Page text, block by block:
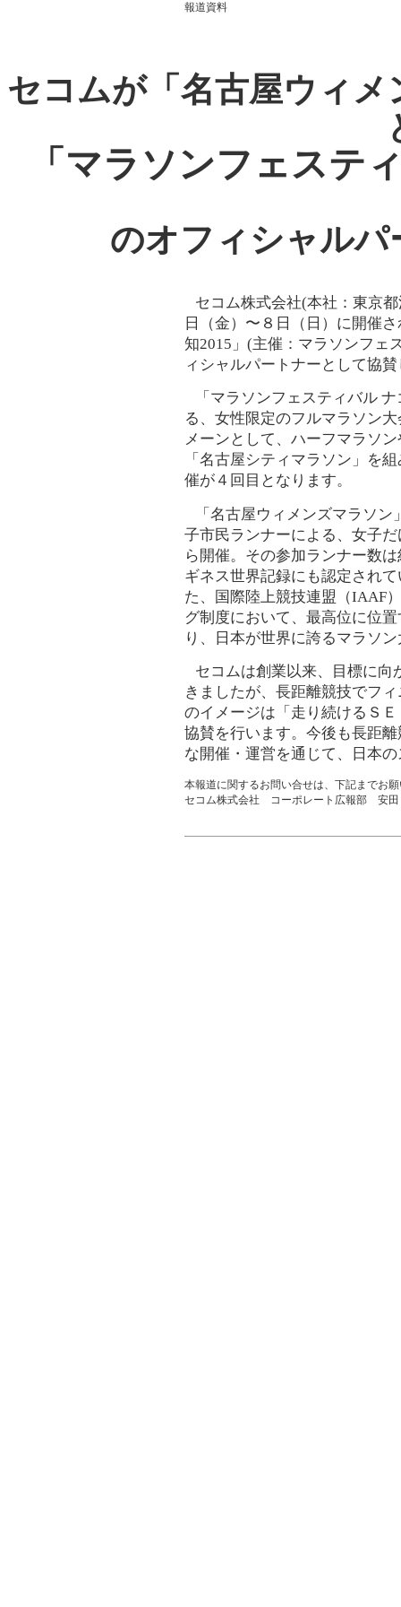
報道資料
セコムが「名古屋ウィ
「マラソンフェス
のオフィシャルパ
セコム株式会社(本社：東京
日（金）〜８日（日）に開催
知2015」(主催：マラソンフェ
ィシャルパートナーとして協
「マラソンフェスティバル
る、女性限定のフルマラソン
メーンとして、ハーフマラソ
「名古屋シティマラソン」を
催が４回目となります。
「名古屋ウィメンズマラソ
子市民ランナーによる、女子
ら開催。その参加ランナー数
ギネス世界記録にも認定され
た、国際陸上競技連盟（IAAF
グ制度において、最高位に位
り、日本が世界に誇るマラソ
セコムは創業以来、目標に向
きましたが、長距離競技でフ
のイメージは「走り続けるＳ
協賛を行います。今後も長距
な開催・運営を通じて、日本
本報道に関するお問い合せは、下記までお
セコム株式会社 コーポレート広報部 安田